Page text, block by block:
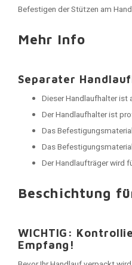
Befestigen der Stützen am
Mehr Info
Separater
Dieser Handlaufhalter
Der Handlaufhalter ist
Das
Das
Der Handlaufträger wird
Beschichtung
WICHTIG:
Empfang!